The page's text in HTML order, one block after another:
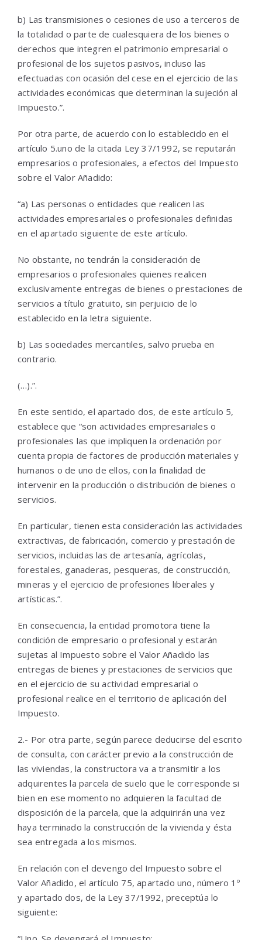
b) Las transmisiones o cesiones de uso a terceros de
la totalidad o parte de cualesquiera de los bienes o
derechos que integren el patrimonio empresarial o
profesional de los sujetos pasivos, incluso las
efectuadas con ocasión del cese en el ejercicio de las
actividades económicas que determinan la sujeción al
Impuesto.”.
Por otra parte, de acuerdo con lo establecido en el
artículo 5.uno de la citada Ley 37/1992, se reputarán
empresarios o profesionales, a efectos del Impuesto
sobre el Valor Añadido:
“a) Las personas o entidades que realicen las
actividades empresariales o profesionales definidas
en el apartado siguiente de este artículo.
No obstante, no tendrán la consideración de
empresarios o profesionales quienes realicen
exclusivamente entregas de bienes o prestaciones de
servicios a título gratuito, sin perjuicio de lo
establecido en la letra siguiente.
b) Las sociedades mercantiles, salvo prueba en
contrario.
(…).”.
En este sentido, el apartado dos, de este artículo 5,
establece que “son actividades empresariales o
profesionales las que impliquen la ordenación por
cuenta propia de factores de producción materiales y
humanos o de uno de ellos, con la finalidad de
intervenir en la producción o distribución de bienes o
servicios.
En particular, tienen esta consideración las actividades
extractivas, de fabricación, comercio y prestación de
servicios, incluidas las de artesanía, agrícolas,
forestales, ganaderas, pesqueras, de construcción,
mineras y el ejercicio de profesiones liberales y
artísticas.”.
En consecuencia, la entidad promotora tiene la
condición de empresario o profesional y estarán
sujetas al Impuesto sobre el Valor Añadido las
entregas de bienes y prestaciones de servicios que
en el ejercicio de su actividad empresarial o
profesional realice en el territorio de aplicación del
Impuesto.
2.- Por otra parte, según parece deducirse del escrito
de consulta, con carácter previo a la construcción de
las viviendas, la constructora va a transmitir a los
adquirentes la parcela de suelo que le corresponde si
bien en ese momento no adquieren la facultad de
disposición de la parcela, que la adquirirán una vez
haya terminado la construcción de la vivienda y ésta
sea entregada a los mismos.
En relación con el devengo del Impuesto sobre el
Valor Añadido, el artículo 75, apartado uno, número 1º
y apartado dos, de la Ley 37/1992, preceptúa lo
siguiente: